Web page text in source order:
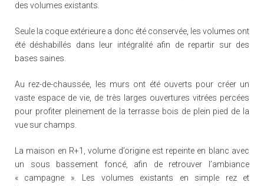
des volumes existants.
Seule la coque extérieure a donc été conservée, les volumes ont
été déshabillés dans leur intégralité afin de repartir sur des
bases saines.
Au rez-de-chaussée, les murs ont été ouverts pour créer un
vaste espace de vie, de très larges ouvertures vitrées percées
pour profiter pleinement de la terrasse bois de plein pied de la
vue sur champs.
La maison en R+1, volume d’origine est repeinte en blanc avec
un sous bassement foncé, afin de retrouver l’ambiance
« campagne ». Les volumes existants en simple rez et